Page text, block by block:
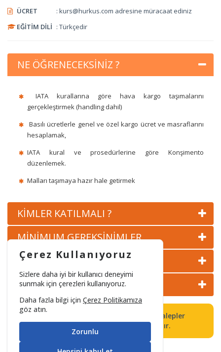
HAVA KARGO ve POSTA TARAMA EĞİTİMİ
TEMEL KARGO GÜVENLİĞİ EĞİTİMİ
TEMEL SİVİL HAVACILIK GÜVENLİĞİ EĞİTİMİ
ÜCRET
: kurs@hurkus.com adresine müracaat ediniz
EĞİTİM DİLİ : Türkçedir
NE ÖĞRENECEKSİNİZ ?
IATA kurallarına göre hava kargo taşımalarını
gerçekleştirmek (handling dahil)
Basılı ücretlerle genel ve özel kargo ücret ve masraflarını
hesaplamak,
IATA kural ve prosedürlerine göre Konşimento
düzenlemek.
Malları taşımaya hazır hale getirmek
KİMLER KATILMALI ?
MİNİMUM GEREKSİNİMLER
İÇERİĞİ
SERTİFİKA VE GEÇERLİLİK
Tüm Temel ve/veya Tazeleme Eğitimleri talepler
doğrultusunda tarih belirlenerek açılacaktır.
Çerez Kullanıyoruz
Sizlere daha iyi bir kullanıcı deneyimi
sunmak için çerezleri kullanıyoruz.
Daha fazla bilgi içinÇerez Politikamıza
göz atın.
Zorunlu